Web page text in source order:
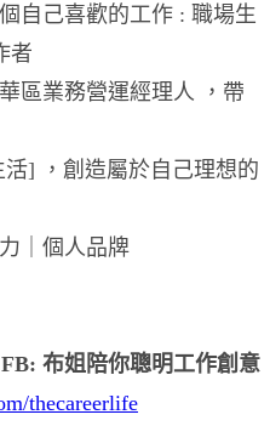
自己喜歡的工作 : 職場生
者
區業務營運經理人 ，帶
] ，創造屬於自己理想的
｜個人品牌
布姐陪你聰明工作創意
thecareerlife